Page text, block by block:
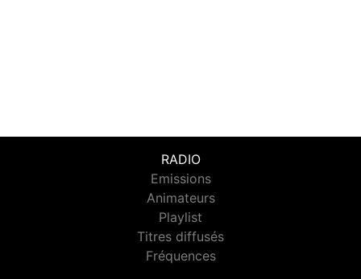
RADIO
Emissions
Animateurs
Playlist
Titres diffusés
Fréquences